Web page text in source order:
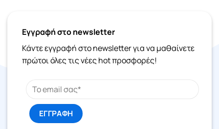
Εγγραφή στο newsletter
Κάντε εγγραφή στο newsletter για να μαθαίνετε
πρώτοι όλες τις νέες hot προσφορές!